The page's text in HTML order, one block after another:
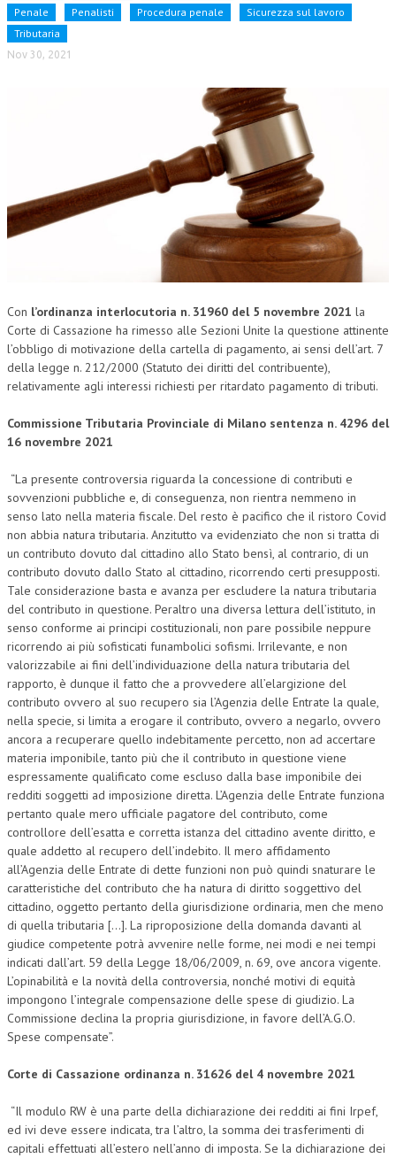
CORSI CE.S.E.D.
ARCHIVIO CORSI 2015
LA RIVISTA
COMITATO SCIENTIFICO
PEER REVIEW
CODICE ETICO
COLLABORA CON NOI
CORPORATE SOCIAL RESPONSIBILITY
INTERNAZIONALIZZAZIONE
HUMAN RESOURCES
RISORSE UMANE
MARKETING
TREASURY IN FINANCIAL SERVICES
RISK MANAGEMENT
SVILUPPO SOSTENIBILE
PERSONA E CITTÀ
L’UMANISTA
DIRITTO
DIRITTO PENALE D’IMPRESA
DIRITTO DEL LAVORO
DIRITTO DEL WEB
DIRITTO DELLE IMPRESE IN CRISI
CRIMINOLOGIA E CRIMINALISTICA
DIRITTO TRIBUTARIO
FISCALITÀ INTERNAZIONALE
Penale
Penalisti Procedura penale
Sicurezza sul lavoro
Tributaria
Nov 30, 2021
Con l’ordinanza interlocutoria n. 31960 del 5 novembre 2021 la
Corte di Cassazione ha rimesso alle Sezioni Unite la questione attinente
l’obbligo di motivazione della cartella di pagamento, ai sensi dell’art. 7
della legge n. 212/2000 (Statuto dei diritti del contribuente),
relativamente agli interessi richiesti per ritardato pagamento di tributi.
Commissione Tributaria Provinciale di Milano sentenza n. 4296 del
16 novembre 2021
“La presente controversia riguarda la concessione di contributi e
sovvenzioni pubbliche e, di conseguenza, non rientra nemmeno in
senso lato nella materia fiscale. Del resto è pacifico che il ristoro Covid
non abbia natura tributaria. Anzitutto va evidenziato che non si tratta di
un contributo dovuto dal cittadino allo Stato bensì, al contrario, di un
contributo dovuto dallo Stato al cittadino, ricorrendo certi presupposti.
Tale considerazione basta e avanza per escludere la natura tributaria
del contributo in questione. Peraltro una diversa lettura dell’istituto, in
senso conforme ai principi costituzionali, non pare possibile neppure
ricorrendo ai più sofisticati funambolici sofismi. Irrilevante, e non
valorizzabile ai fini dell’individuazione della natura tributaria del
rapporto, è dunque il fatto che a provvedere all’elargizione del
contributo ovvero al suo recupero sia l’Agenzia delle Entrate la quale,
nella specie, si limita a erogare il contributo, ovvero a negarlo, ovvero
ancora a recuperare quello indebitamente percetto, non ad accertare
materia imponibile, tanto più che il contributo in questione viene
espressamente qualificato come escluso dalla base imponibile dei
redditi soggetti ad imposizione diretta. L’Agenzia delle Entrate funziona
pertanto quale mero ufficiale pagatore del contributo, come
controllore dell’esatta e corretta istanza del cittadino avente diritto, e
quale addetto al recupero dell’indebito. Il mero affidamento
all’Agenzia delle Entrate di dette funzioni non può quindi snaturare le
caratteristiche del contributo che ha natura di diritto soggettivo del
cittadino, oggetto pertanto della giurisdizione ordinaria, men che meno
di quella tributaria […]. La riproposizione della domanda davanti al
giudice competente potrà avvenire nelle forme, nei modi e nei tempi
indicati dall’art. 59 della Legge 18/06/2009, n. 69, ove ancora vigente.
L’opinabilità e la novità della controversia, nonché motivi di equità
impongono l’integrale compensazione delle spese di giudizio. La
Commissione declina la propria giurisdizione, in favore dell’A.G.O.
Spese compensate”.
Corte di Cassazione ordinanza n. 31626 del 4 novembre 2021
“Il modulo RW è una parte della dichiarazione dei redditi ai fini Irpef,
ed ivi deve essere indicata, tra l’altro, la somma dei trasferimenti di
capitali effettuati all’estero nell’anno di imposta. Se la dichiarazione dei